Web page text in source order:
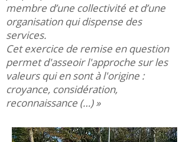
membre d’une collectivité et d’une
organisation qui dispense des
services.
Cet exercice de remise en question
permet d'asseoir l'approche sur les
valeurs qui en sont à l'origine :
croyance, considération,
reconnaissance (…) »